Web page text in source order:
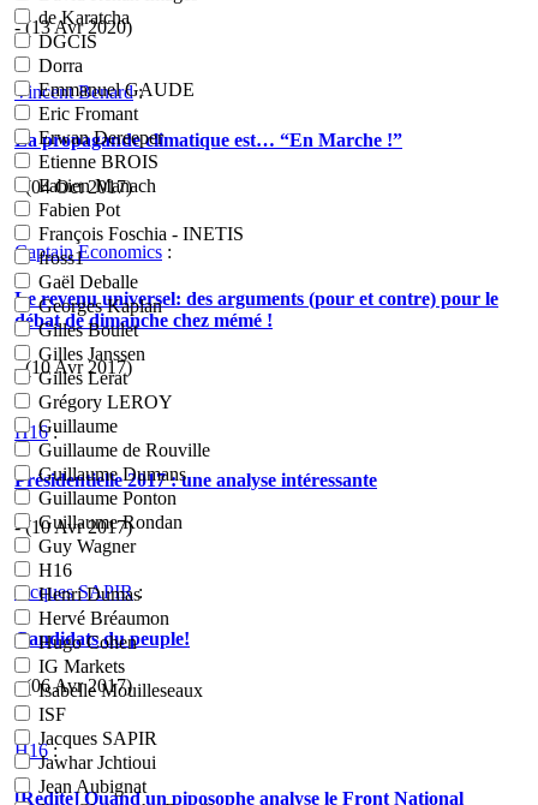
de Karatcha
DGCIS
Dorra
Emmanuel GAUDE
Eric Fromant
Erwan Dereeper
Etienne BROIS
Fabien Manach
Fabien Pot
François Foschia - INETIS
fross1
Gaël Deballe
Georges Kaplan
Gilles Boulet
Gilles Janssen
Gilles Lerat
Grégory LEROY
Guillaume
Guillaume de Rouville
Guillaume Dumans
Guillaume Ponton
Guillaume Rondan
Guy Wagner
H16
Henri Dumas
Hervé Bréaumon
Hugo Cohen
IG Markets
Isabelle Mouilleseaux
ISF
Jacques SAPIR
Jawhar Jchtioui
Jean Aubignat
- (13 Avr 2020)
Vincent Benard:
La propagande climatique est… “En Marche !”
- (04 Oct 2017)
Captain Economics :
Le revenu universel: des arguments (pour et contre) pour le
débat de dimanche chez mémé !
- (10 Avr 2017)
H16:
Présidentielle 2017 : une analyse intéressante
- (10 Avr 2017)
Jacques SAPIR:
Candidats du peuple!
- (06 Avr 2017)
H16:
[Redite] Quand un piposophe analyse le Front National